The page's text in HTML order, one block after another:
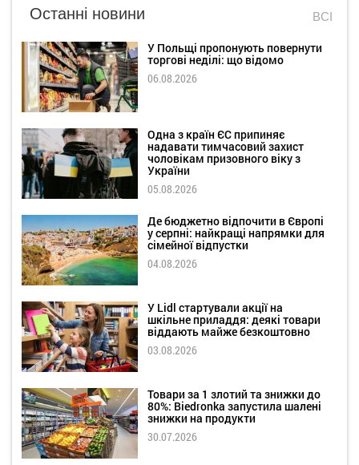
Останні новини ВСІ
У Польщі пропонують повернути
торгові неділі: що відомо
06.08.2026
Одна з країн ЄС припиняє
надавати тимчасовий захист
чоловікам призовного віку з
України
05.08.2026
Де бюджетно відпочити в Європі
у серпні: найкращі напрямки для
сімейної відпустки
04.08.2026
У Lidl стартували акції на
шкільне приладдя: деякі товари
віддають майже безкоштовно
03.08.2026
Товари за 1 злотий та знижки до
80%: Biedronka запустила шалені
знижки на продукти
30.07.2026